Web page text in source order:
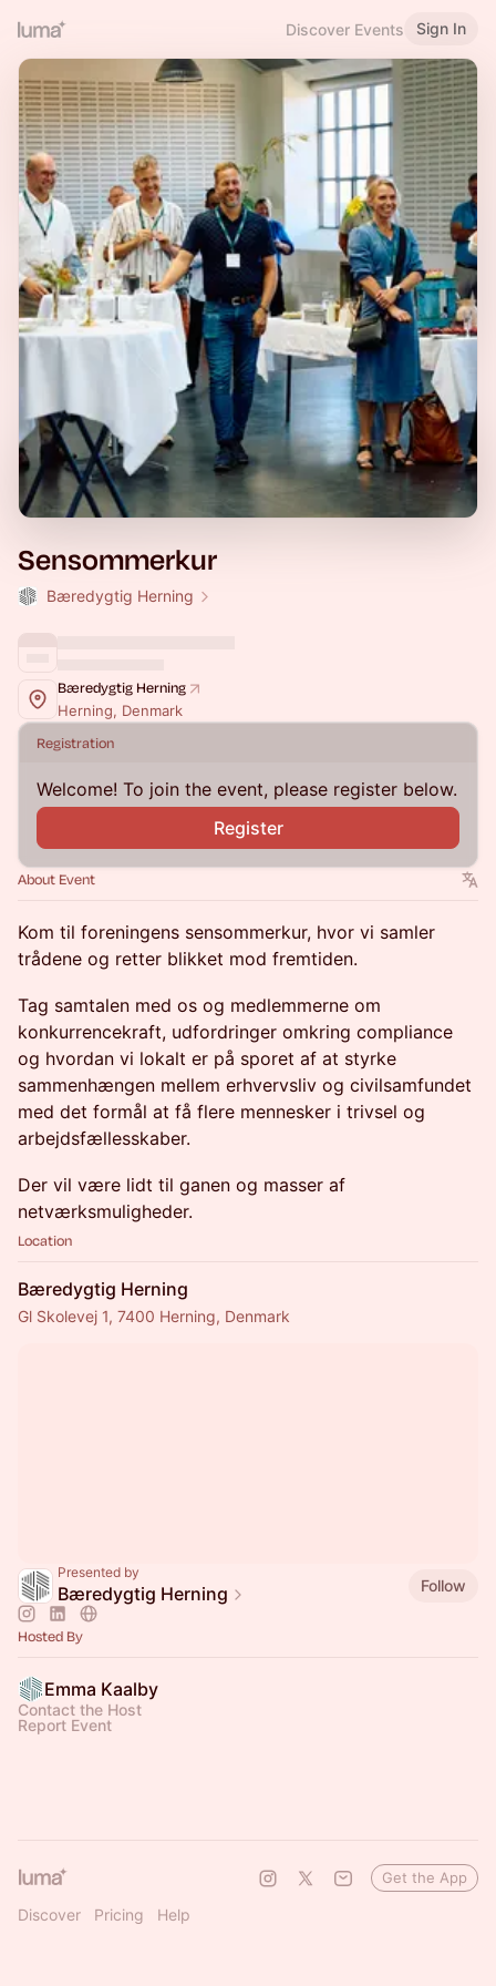
Discover Events Sign In
Sensommerkur
Bæredygtig Herning
Bæredygtig Herning
Herning, Denmark
Registration
Welcome! To join the event, please register below.
Register
About Event
Kom til foreningens sensommerkur, hvor vi samler
trådene og retter blikket mod fremtiden.
Tag samtalen med os og medlemmerne om
konkurrencekraft, udfordringer omkring compliance
og hvordan vi lokalt er på sporet af at styrke
sammenhængen mellem erhvervsliv og civilsamfundet
med det formål at få flere mennesker i trivsel og
arbejdsfællesskaber.
Der vil være lidt til ganen og masser af
netværksmuligheder.
Location
Bæredygtig Herning
Gl Skolevej 1, 7400 Herning, Denmark
Presented by
Bæredygtig Herning Follow
Hosted By
Emma Kaalby
Contact the Host
Report Event
Discover Pricing Help
Get the App